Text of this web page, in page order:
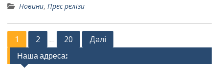
Новини, Прес-релізи
Posts
pagination
1 2 … 20 Далі
Наша адреса: